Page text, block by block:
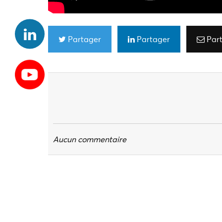
Partager Partager
Aucun commentaire